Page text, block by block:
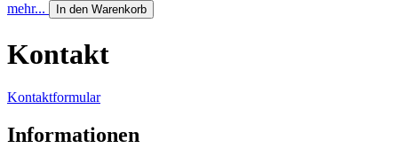
mehr... In den Warenkorb
Kontakt
Kontaktformular
Informationen